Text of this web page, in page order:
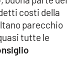
costi della
parecchio
tutte le